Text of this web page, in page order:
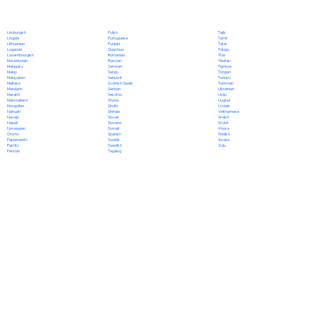
Limburgish
Lingala
Lithuanian
Luganda
Luxembourgish
Macedonian
Malagasy
Malay
Malayalam
Maltese
Mandarin
Marathi
Marshallese
Mongolian
Nahuatl
Navajo
Nepali
Norwegian
Oromo
Papiamento
Pashto
Persian
Polish
Portuguese
Punjabi
Quechua
Romanian
Russian
Samoan
Sango
Sanskrit
Scottish Gaelic
Serbian
Sesotho
Shona
Sindhi
Sinhala
Slovak
Slovene
Somali
Spanish
Swahili
Swedish
Tagalog
Tajik
Tamil
Tatar
Telugu
Thai
Tibetan
Tigrinya
Tongan
Turkish
Turkmen
Ukrainian
Urdu
Uyghur
Uzbek
Vietnamese
Welsh
Wolof
Xhosa
Yiddish
Yoruba
Zulu